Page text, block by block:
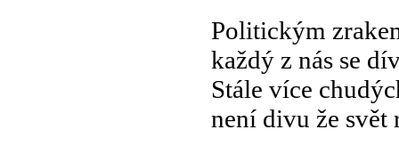
Politickým
každý z nás se
Stále více
není divu že svět